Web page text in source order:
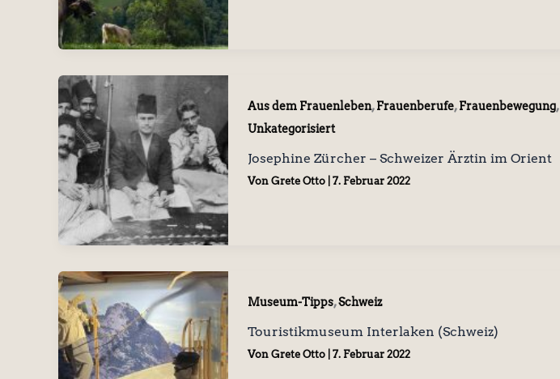
Aus dem Frauenleben,Frauenberufe,Frauenbewegung,
Unkategorisiert
Josephine Zürcher – Schweizer Ärztin im Orient
Von Grete Otto 7. Februar 2022
Museum-Tipps,Schweiz
Touristikmuseum Interlaken (Schweiz)
Von Grete Otto 7. Februar 2022